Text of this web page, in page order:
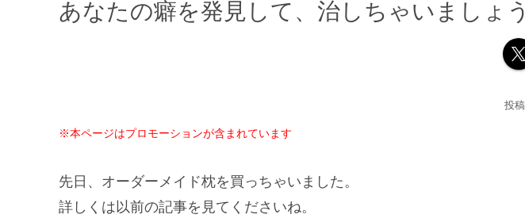
あなたの癖を発見して、治しちゃいましょう
※本ページはプロモーションが含まれています
先日、オーダーメイド枕を買っちゃいました。
詳しくは以前の記事を見てくださいね。